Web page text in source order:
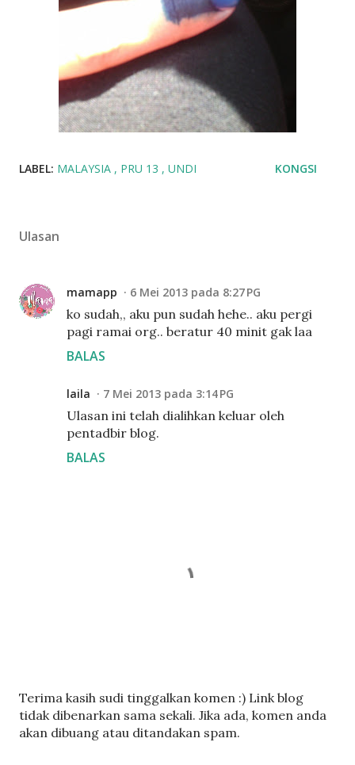
LABEL: MALAYSIA PRU 13 UNDI KONGSI
Ulasan
mamapp 6 Mei 2013 pada 8:27 PG
ko sudah,, aku pun sudah hehe.. aku pergi
pagi ramai org.. beratur 40 minit gak laa
BALAS
laila 7 Mei 2013 pada 3:14 PG
Ulasan ini telah dialihkan keluar oleh
pentadbir blog.
BALAS
C
a
t
Terima kasih sudi tinggalkan komen :) Link blog
tidak dibenarkan sama sekali. Jika ada, komen anda
akan dibuang atau ditandakan spam.